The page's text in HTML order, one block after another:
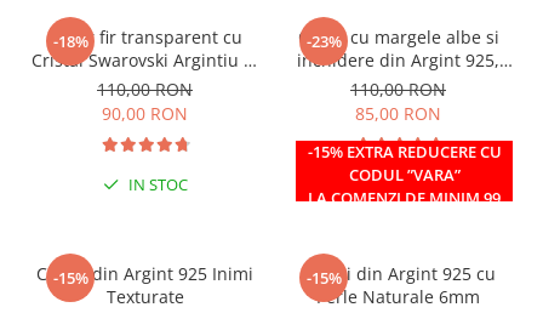
-18%
Colier fir transparent cu
Cristal Swarovski Argintiu in
Caseta din Argint 925
110,00 RON
90,00 RON
IN STOC
-23%
-15% EXTRA REDUCERE CU
CODUL ”VARA”
LA COMENZI DE MINIM 99
Colier cu margele albe si
inchidere din Argint 925,
reglabil 38-41 cm
110,00 RON
85,00 RON
IN STOC
-15%
Cercei din Argint 925 Inimi
Texturate
-15%
Cercei din Argint 925 cu
Perle Naturale 6mm